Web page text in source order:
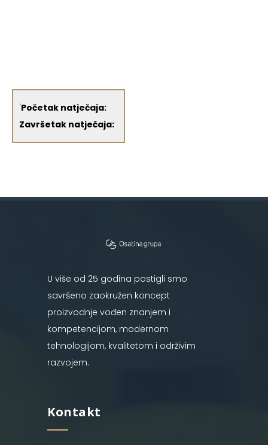
'Početak natječaja:
Završetak natječaja:
U više od 25 godina postigli smo
savršeno zaokružen koncept
proizvodnje vođen znanjem i
kompetencijom, modernom
tehnologijom, kvalitetom i održivim
razvojem.
Kontakt